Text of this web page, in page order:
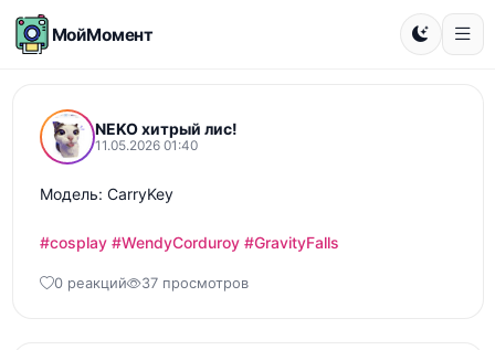
МойМомент
NEKO хитрый лис!
11.05.2026 01:40
Модель: CarryKey
#cosplay #WendyCorduroy #GravityFalls
0 реакций 37 просмотров